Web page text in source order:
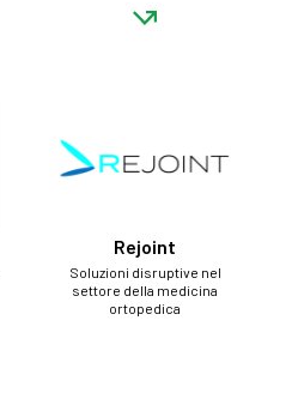
Rejoint
Soluzioni disruptive nel
settore della medicina
ortopedica